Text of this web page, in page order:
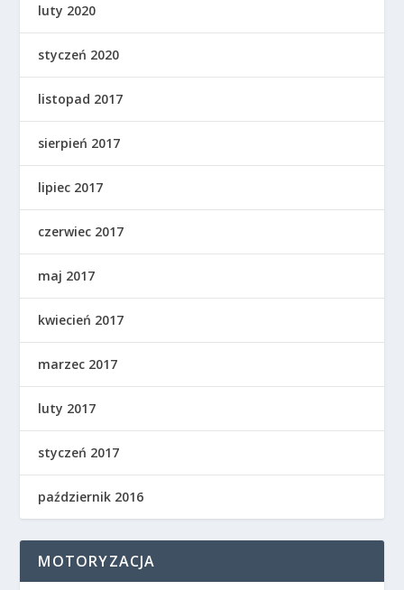
luty 2020
styczeń 2020
listopad 2017
sierpień 2017
lipiec 2017
czerwiec 2017
maj 2017
kwiecień 2017
marzec 2017
luty 2017
styczeń 2017
październik 2016
MOTORYZACJA